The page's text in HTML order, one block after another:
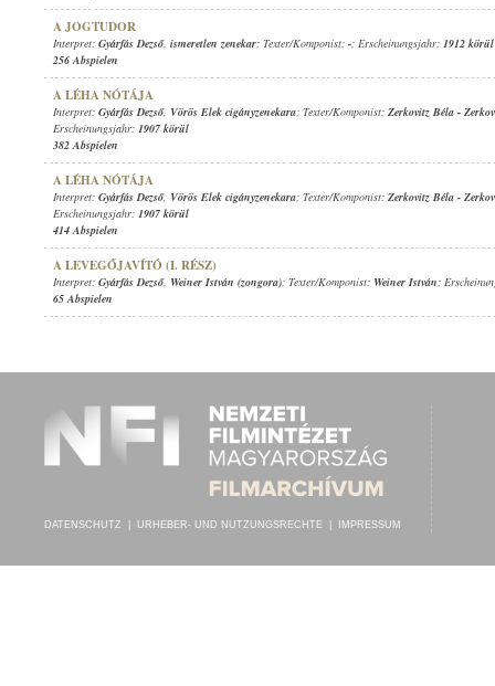
A JOGTUDOR
Interpret: Gyárfás Dezső, ismeretlen zenekar; Texter/Komponist: -; Erscheinungsjahr: 1912 körül
256 Abspielen
A LÉHA NÓTÁJA
Interpret: Gyárfás Dezső, Vörös Elek cigányzenekara; Texter/Komponist: Zerkovitz Béla -
Erscheinungsjahr: 1907 körül
382 Abspielen
A LÉHA NÓTÁJA
Interpret: Gyárfás Dezső, Vörös Elek cigányzenekara; Texter/Komponist: Zerkovitz Béla -
Erscheinungsjahr: 1907 körül
414 Abspielen
A LEVEGŐJAVÍTÓ (I. RÉSZ)
Interpret: Gyárfás Dezső, Weiner István (zongora); Texter/Komponist: Weiner István;
65 Abspielen
DATENSCHUTZ URHEBER- UND NUTZUNGSRECHTE IMPRESSUM